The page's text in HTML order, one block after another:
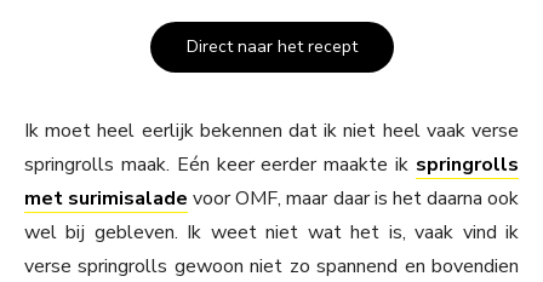
Direct naar het recept
Ik moet heel eerlijk bekennen dat ik niet heel vaak verse
springrolls maak. Eén keer eerder maakte ik springrolls
met surimisalade voor OMF, maar daar is het daarna ook
wel bij gebleven. Ik weet niet wat het is, vaak vind ik
verse springrolls gewoon niet zo spannend en bovendien